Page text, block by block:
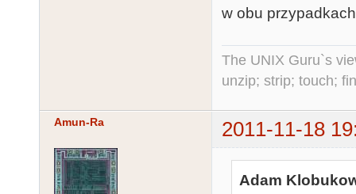
w obu
The UNIX Guru`s
unzip; strip; touch;
Amun-Ra 2011-11-18
Adam